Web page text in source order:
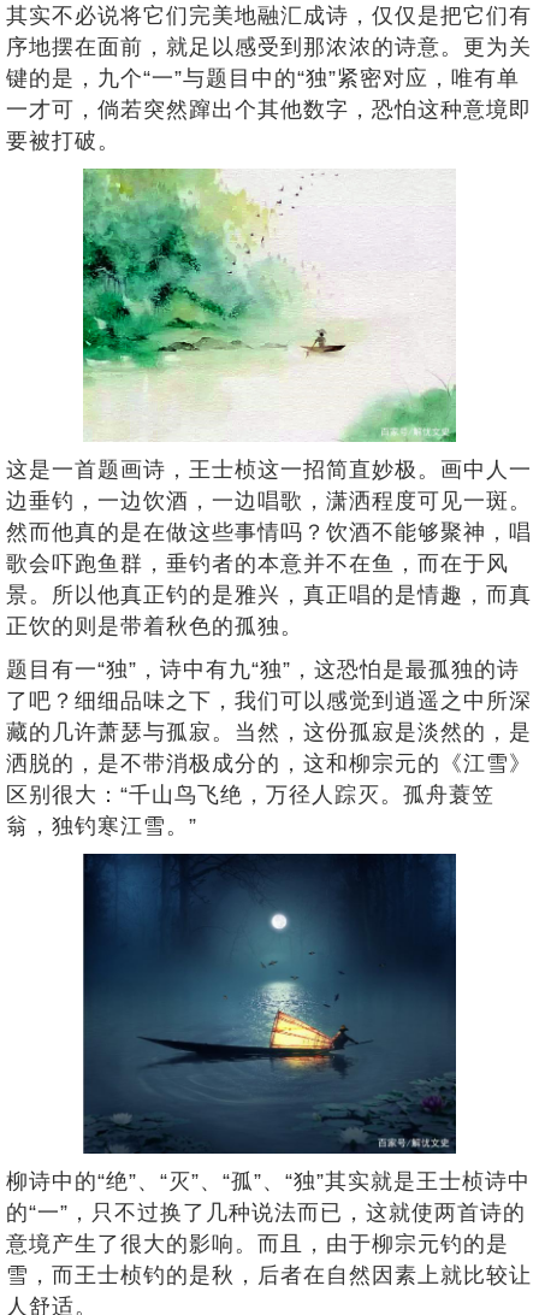
其实不必说将它们完美地融汇成诗，仅仅是把它们有
序地摆在面前，就足以感受到那浓浓的诗意。更为关
键的是，九个“一”与题目中的“独”紧密对应，唯有单
一才可，倘若突然蹿出个其他数字，恐怕这种意境即
要被打破。
这是一首题画诗，王士桢这一招简直妙极。画中人一
边垂钓，一边饮酒，一边唱歌，潇洒程度可见一斑。
然而他真的是在做这些事情吗？饮酒不能够聚神，唱
歌会吓跑鱼群，垂钓者的本意并不在鱼，而在于风
景。所以他真正钓的是雅兴，真正唱的是情趣，而真
正饮的则是带着秋色的孤独。
题目有一“独”，诗中有九“独”，这恐怕是最孤独的诗
了吧？细细品味之下，我们可以感觉到逍遥之中所深
藏的几许萧瑟与孤寂。当然，这份孤寂是淡然的，是
洒脱的，是不带消极成分的，这和柳宗元的《江雪》
区别很大：“千山鸟飞绝，万径人踪灭。孤舟蓑笠
翁，独钓寒江雪。”
柳诗中的“绝”、“灭”、“孤”、“独”其实就是王士桢诗中
的“一”，只不过换了几种说法而已，这就使两首诗的
意境产生了很大的影响。而且，由于柳宗元钓的是
雪，而王士桢钓的是秋，后者在自然因素上就比较让
人舒适。